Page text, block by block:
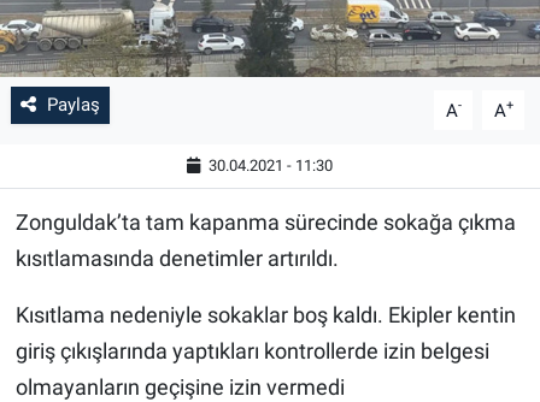
Paylaş A- A+
30.04.2021 - 11:30
Zonguldak’ta tam kapanma sürecinde sokağa çıkma
kısıtlamasında denetimler artırıldı.
Kısıtlama nedeniyle sokaklar boş kaldı. Ekipler kentin
giriş çıkışlarında yaptıkları kontrollerde izin belgesi
olmayanların geçişine izin vermedi